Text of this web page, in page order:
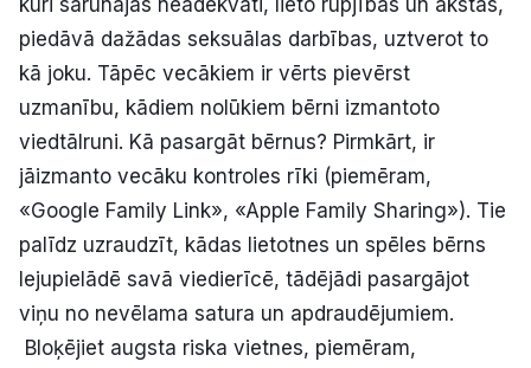
piedāvā dažādas seksuālas darbības, uztverot to
kā joku. Tāpēc vecākiem ir vērts pievērst
uzmanību, kādiem nolūkiem bērni izmantoto
viedtālruni. Kā pasargāt bērnus? Pirmkārt, ir
jāizmanto vecāku kontroles rīki (piemēram,
«Google Family Link», «Apple Family Sharing»). Tie
palīdz uzraudzīt, kādas lietotnes un spēles bērns
lejupielādē savā viedierīcē, tādējādi pasargājot
viņu no nevēlama satura un apdraudējumiem.
Bloķējiet augsta riska vietnes, piemēram,